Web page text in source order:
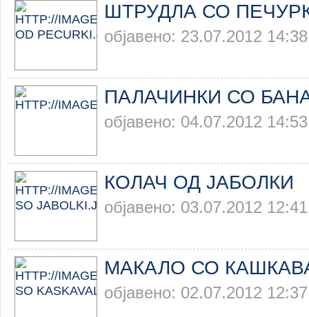
ШТРУДЛА СО
објавено: 23.07.2012 14:38
ПАЛАЧИНКИ СО
објавено: 04.07.2012 14:53
КОЛАЧ ОД ЈАБОЛКИ
објавено: 03.07.2012 12:41
МАКАЛО СО
објавено: 02.07.2012 12:37